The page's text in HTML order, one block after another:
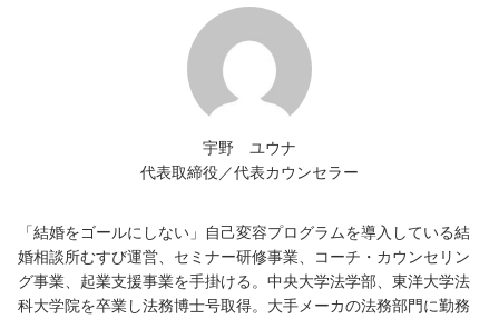
宇野 ユウナ
代表取締役／代表カウンセラー
「結婚をゴールにしない」自己変容プログラムを導入している結
婚相談所むすび運営、セミナー研修事業、コーチ・カウンセリン
グ事業、起業支援事業を手掛ける。中央大学法学部、東洋大学法
科大学院を卒業し法務博士号取得。大手メーカの法務部門に勤務